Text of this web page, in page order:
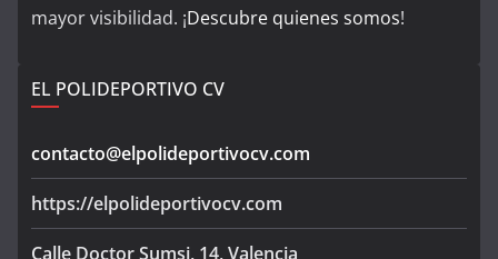
mayor visibilidad. ¡Descubre quienes somos!
EL POLIDEPORTIVO CV
contacto@elpolideportivocv.com
https://elpolideportivocv.com
Calle Doctor Sumsi, 14, Valencia